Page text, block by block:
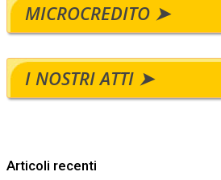
MICROCREDITO ➤
I NOSTRI ATTI ➤
Articoli recenti